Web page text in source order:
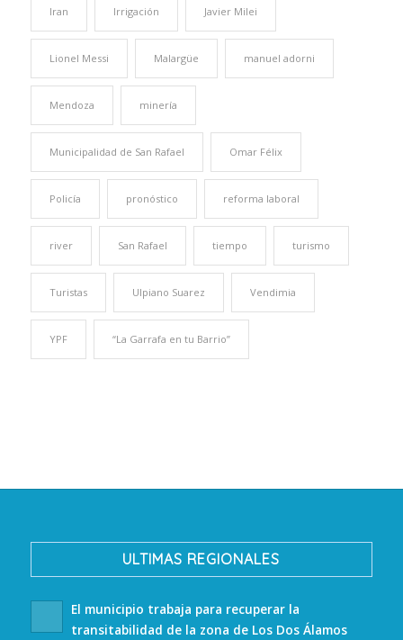
Iran Irrigación Javier Milei
Lionel Messi Malargüe manuel adorni
Mendoza minería
Municipalidad de San Rafael Omar Félix
Policía pronóstico reforma laboral
river San Rafael tiempo turismo
Turistas Ulpiano Suarez Vendimia
YPF “La Garrafa en tu Barrio”
ULTIMAS REGIONALES
El municipio trabaja para recuperar la
transitabilidad de la zona de Los Dos Álamos